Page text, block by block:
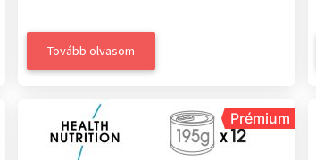
Tovább olvasom
Prémium